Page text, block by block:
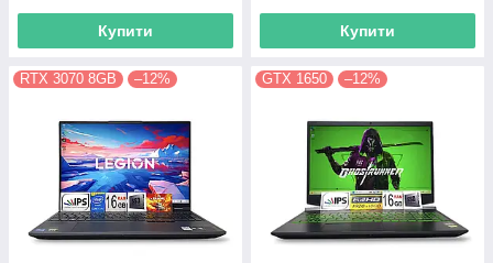
Купити Купити
RTX 3070 8GB –12% GTX 1650 –12%